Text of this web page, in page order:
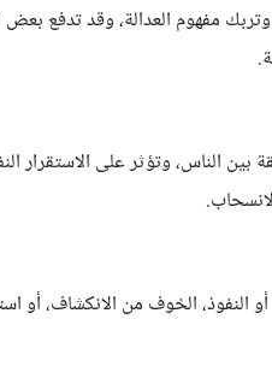
وتربك مفهوم العدالة، وقد تدفع
بين الناس، وتؤثر على الاستقرار
النفوذ، الخوف من الانكشاف، أو